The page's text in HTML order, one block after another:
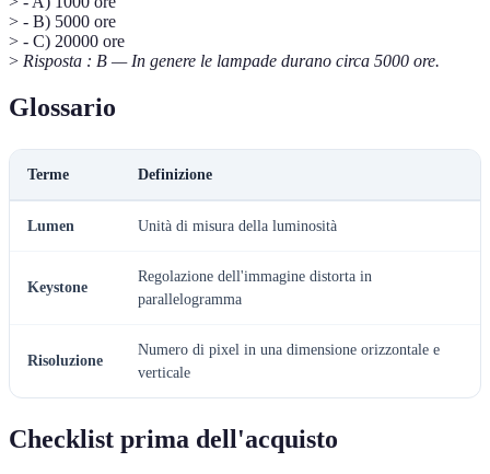
> - B) 5000 ore
> - C) 20000 ore
> Risposta : B — In genere le lampade durano circa 5000 ore.
Glossario
Terme Definizione
Lumen Unità di misura della luminosità
Keystone
Regolazione dell'immagine distorta in
parallelogramma
Risoluzione
Numero di pixel in una dimensione orizzontale e
verticale
Checklist prima dell'acquisto